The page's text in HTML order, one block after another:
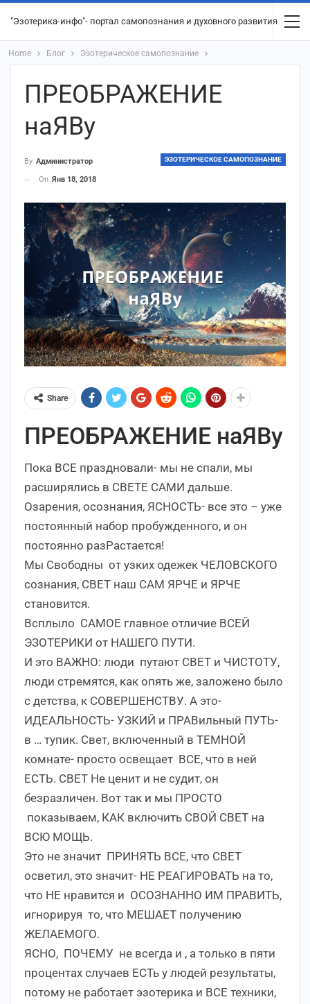
"Эзотерика-инфо"- портал самопознания и духовного развития
Home Блог Эзотерическое самопознание
ПРЕОБРАЖЕНИЕ
наЯВу
ЭЗОТЕРИЧЕСКОЕ САМОПОЗНАНИЕ
By Администратор
On Янв 18, 2018
Share
ПРЕОБРАЖЕНИЕ наЯВу
Пока ВСЕ праздновали- мы не спали, мы
расширялись в СВЕТЕ САМИ дальше.
Озарения, осознания, ЯСНОСТЬ- все это – уже
постоянный набор пробужденного, и он
постоянно разРастается!
Мы Свободны от узких одежек ЧЕЛОВСКОГО
сознания, СВЕТ наш САМ ЯРЧЕ и ЯРЧЕ
становится.
Всплыло САМОЕ главное отличие ВСЕЙ
ЭЗОТЕРИКИ от НАШЕГО ПУТИ.
И это ВАЖНО: люди путают СВЕТ и ЧИСТОТУ,
люди стремятся, как опять же, заложено было
с детства, к СОВЕРШЕНСТВУ. А это-
ИДЕАЛЬНОСТЬ- УЗКИЙ и ПРАВильный ПУТЬ-
в … тупик. Свет, включенный в ТЕМНОЙ
комнате- просто освещает ВСЕ, что в ней
ЕСТЬ. СВЕТ Не ценит и не судит, он
безразличен. Вот так и мы ПРОСТО
показываем, КАК включить СВОЙ СВЕТ на
ВСЮ МОЩЬ.
Это не значит ПРИНЯТЬ ВСЕ, что СВЕТ
осветил, это значит- НЕ РЕАГИРОВАТЬ на то,
что НЕ нравится и ОСОЗНАННО ИМ ПРАВИТЬ,
игнорируя то, что МЕШАЕТ получению
ЖЕЛАЕМОГО.
ЯСНО, ПОЧЕМУ не всегда и , а только в пяти
процентах случаев ЕСТь у людей результаты,
потому не работает эзотерика и ВСЕ техники,